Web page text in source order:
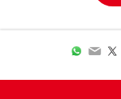
Twitter
Email
WhatsApp